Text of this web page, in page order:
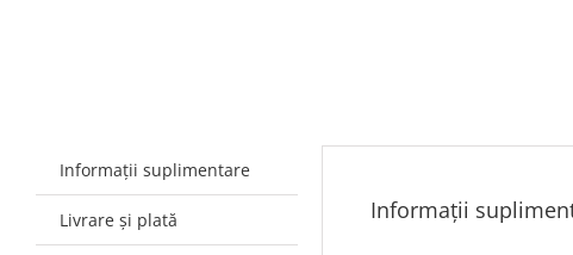
Informații suplimentare
Livrare și plată Informații